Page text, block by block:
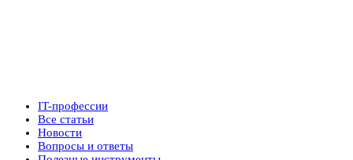
IT-профессии
Все статьи
Новости
Вопросы и ответы